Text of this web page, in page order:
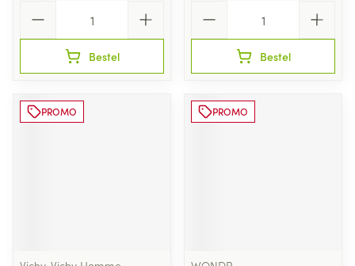
Bestel Bestel
PROMO PROMO